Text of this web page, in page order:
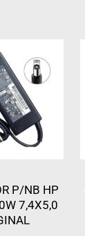
P/NB HP
7,4X5,0